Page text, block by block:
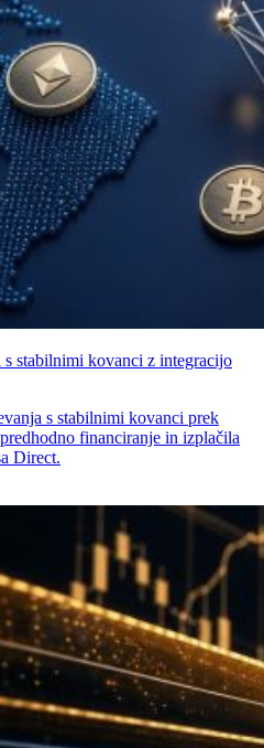
stabilnimi kovanci z integracijo
s stabilnimi kovanci prek
financiranje in izplačila
Direct.